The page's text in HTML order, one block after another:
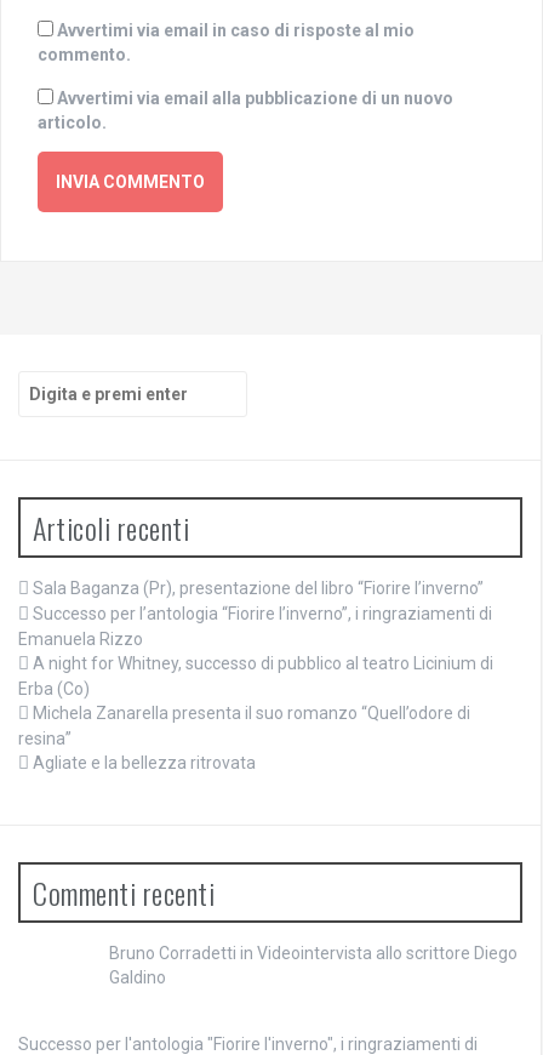
Avvertimi via email in caso di risposte al mio
commento.
Avvertimi via email alla pubblicazione di un nuovo
articolo.
Articoli recenti
Sala Baganza (Pr), presentazione del libro “Fiorire l’inverno”
Successo per l’antologia “Fiorire l’inverno”, i ringraziamenti di
Emanuela Rizzo
A night for Whitney, successo di pubblico al teatro Licinium di
Erba (Co)
Michela Zanarella presenta il suo romanzo “Quell’odore di
resina”
Agliate e la bellezza ritrovata
Commenti recenti
Bruno Corradetti in Videointervista allo scrittore Diego
Galdino
Successo per l'antologia "Fiorire l'inverno", i ringraziamenti di